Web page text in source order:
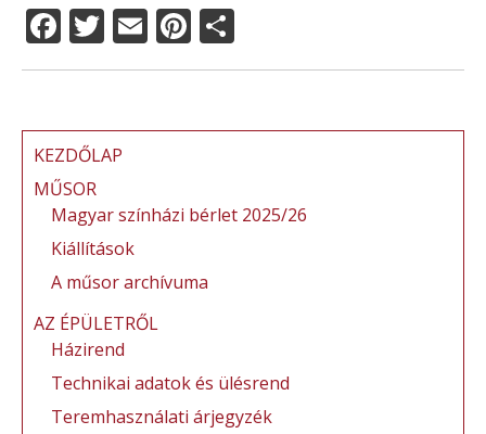
F
a
e
b
o
o
k
T
w
te
r
E
m
l
Pi
n
re
ss
a
e
g
KEZDŐLAP
MŰSOR
Magyar színházi bérlet 2025/26
Kiállítások
A műsor archívuma
AZ ÉPÜLETRŐL
Házirend
Technikai adatok és ülésrend
Teremhasználati árjegyzék